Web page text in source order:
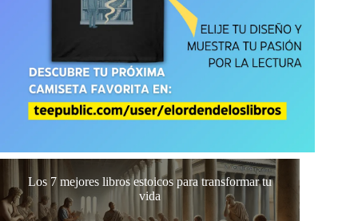
Los 7 mejores libros estoicos para transformar tu
vida